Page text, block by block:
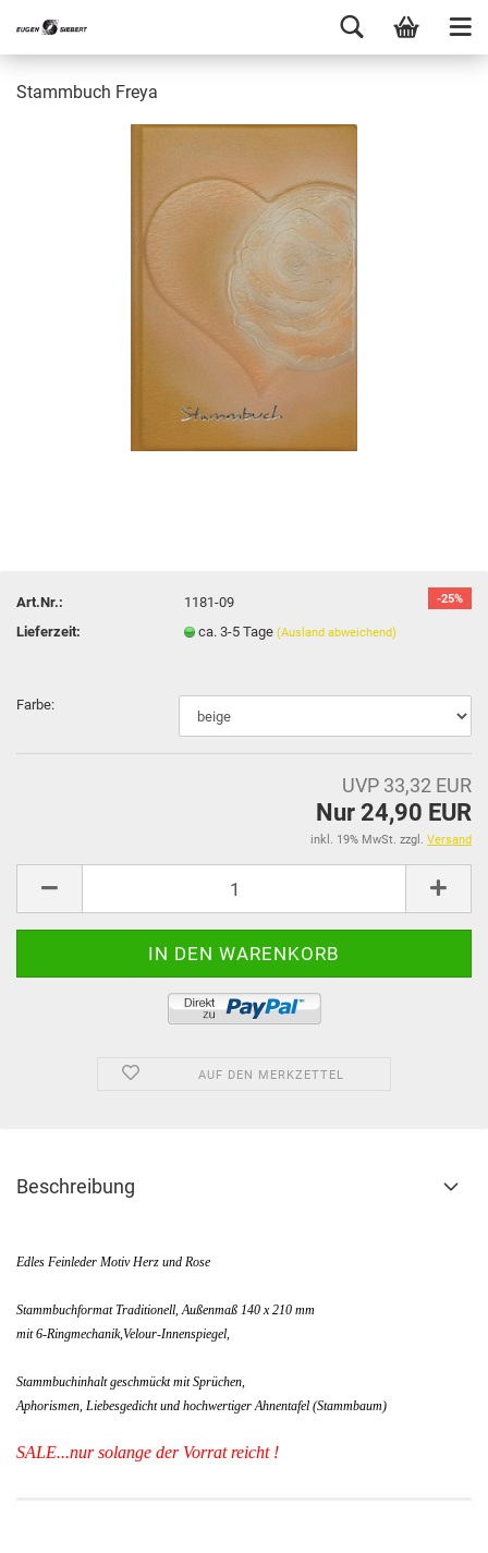
Stammbuch Freya
-25%
Art.Nr.:
1181-09
Lieferzeit:
ca. 3-5 Tage(Ausland abweichend)
Farbe:
UVP 33,32 EUR
Nur 24,90 EUR
inkl. 19% MwSt. zzgl. Versand
AUF DEN MERKZETTEL
Beschreibung
Edles Feinleder Motiv Herz und Rose
Stammbuchformat Traditionell, Außenmaß 140 x 210 mm
mit 6-Ringmechanik,Velour-Innenspiegel,
Stammbuchinhalt geschmückt mit Sprüchen,
Aphorismen, Liebesgedicht und hochwertiger Ahnentafel (Stammbaum)
SALE...nur solange der Vorrat reicht !